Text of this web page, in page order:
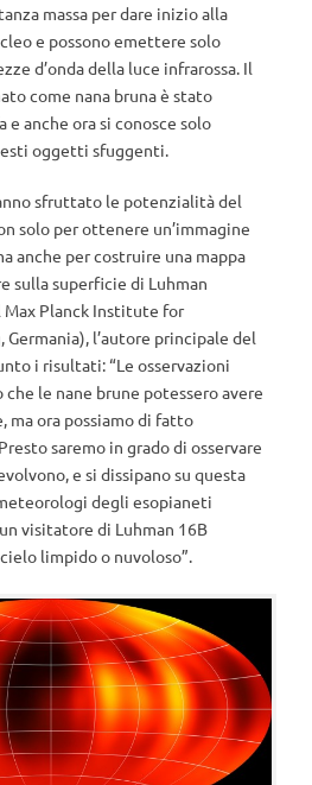
massa per dare inizio alla
e possono emettere solo
d’onda della luce infrarossa. Il
come nana bruna è stato
e anche ora si conosce solo
oggetti sfuggenti.
sfruttato le potenzialità del
solo per ottenere un’immagine
anche per costruire una mappa
sulla superficie di Luhman
Max Planck Institute for
l’autore principale del
i risultati: “Le osservazioni
le nane brune potessero avere
ma ora possiamo di fatto
saremo in grado di osservare
e si dissipano su questa
degli esopianeti
visitatore di Luhman 16B
limpido o nuvoloso”.